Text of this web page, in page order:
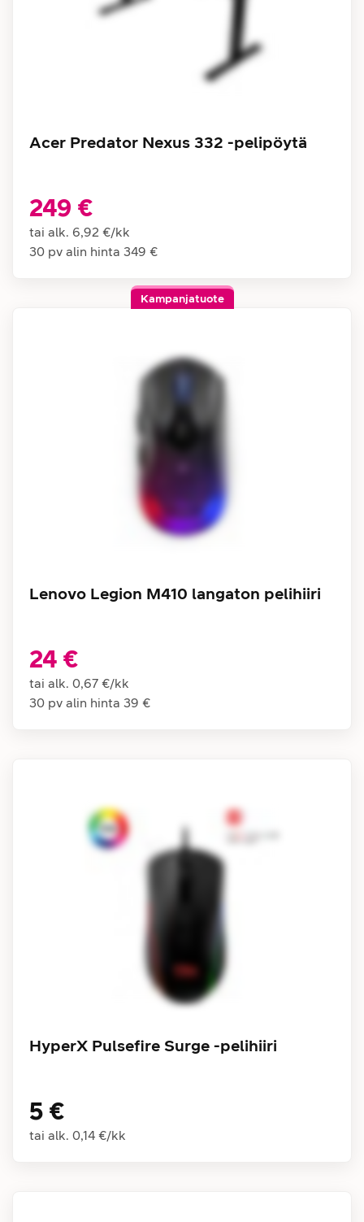
Acer Predator Nexus 332 -pelipöytä
249 €
tai alk. 6,92 €/kk
30 pv alin hinta 349 €
Kampanjatuote
Lenovo Legion M410 langaton pelihiiri
24 €
tai alk. 0,67 €/kk
30 pv alin hinta 39 €
HyperX Pulsefire Surge -pelihiiri
5 €
tai alk. 0,14 €/kk